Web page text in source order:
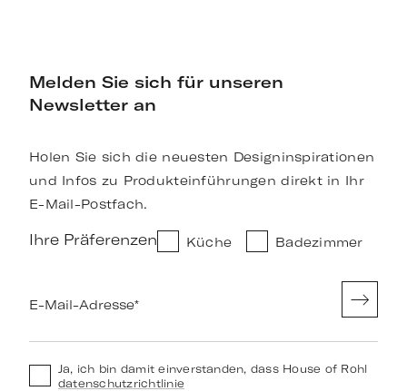
Melden Sie sich für unseren
Newsletter an
Holen Sie sich die neuesten Designinspirationen
und Infos zu Produkteinführungen direkt in Ihr
E-Mail-Postfach.
Ihre Präferenzen Küche Badezimmer
E-Mail-Adresse*
Ja, ich bin damit einverstanden, dass House of Rohl
datenschutzrichtlinie